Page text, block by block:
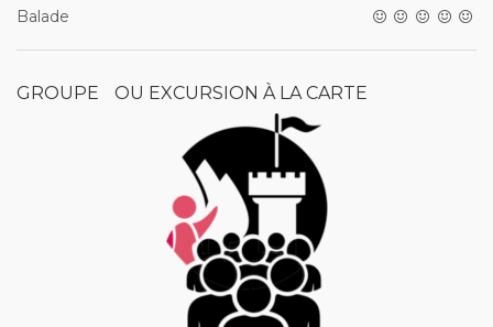
Balade
GROUPE OU EXCURSION À LA CARTE